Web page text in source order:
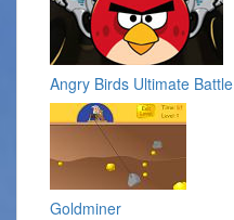
Angry Birds Ultimate Battle
Goldminer